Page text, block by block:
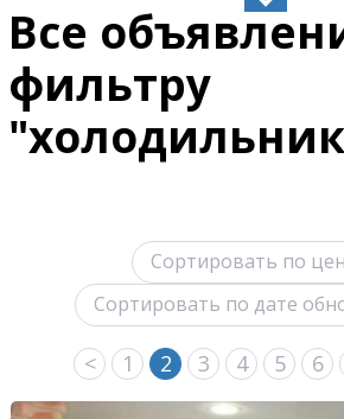
Все
фильтру
Сортировать по
Сортировать по дате
< 1 2 3 4 5 6